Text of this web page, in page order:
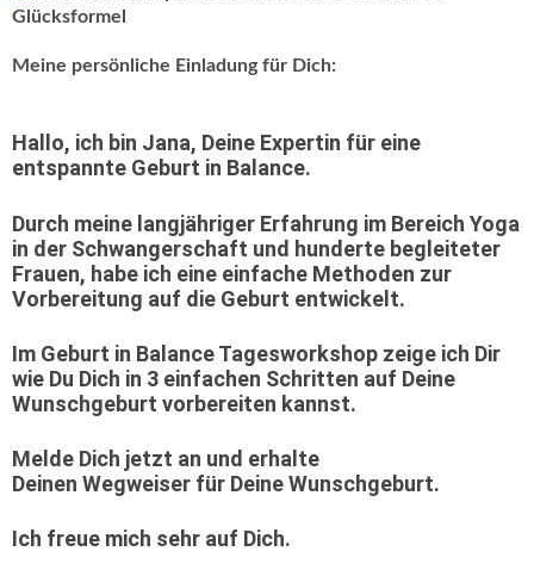
Meine persönliche Einladung für Dich:
Hallo, ich bin Jana, Deine Expertin für eine
entspannte Geburt in Balance.
Durch meine langjähriger Erfahrung im Bereich Yoga
in der Schwangerschaft und hunderte begleiteter
Frauen, habe ich eine einfache Methoden zur
Vorbereitung auf die Geburt entwickelt.
Im Geburt in Balance Tagesworkshop zeige ich Dir
wie Du Dich in 3 einfachen Schritten auf Deine
Wunschgeburt vorbereiten kannst.
Melde Dich jetzt an und erhalte
Deinen Wegweiser für DeineWunschgeburt.
Ich freue mich sehr auf Dich.